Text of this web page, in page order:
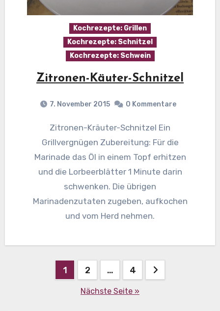
Kochrezepte: Grillen
Kochrezepte: Schnitzel
Kochrezepte: Schwein
Zitronen-Käuter-Schnitzel
7. November 2015 0 Kommentare
Zitronen-Kräuter-Schnitzel Ein
Grillvergnügen Zubereitung: Für die
Marinade das Öl in einem Topf erhitzen
und die Lorbeerblätter 1 Minute darin
schwenken. Die übrigen
Marinadenzutaten zugeben, aufkochen
und vom Herd nehmen.
Beitragsnavigation
1 2 … 4
Nächste Seite »